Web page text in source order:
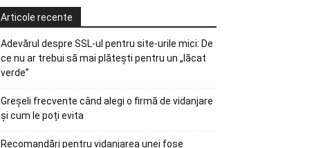
Articole recente
Adevărul despre SSL-ul pentru site-urile mici: De
ce nu ar trebui să mai plătești pentru un „lăcat
verde”
Greșeli frecvente când alegi o firmă de vidanjare
și cum le poți evita
Recomandări pentru vidanjarea unei fose